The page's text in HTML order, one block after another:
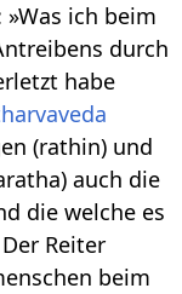
»Was ich beim
durch
habe
(rathin) und
auch die
die welche es
Reiter
beim